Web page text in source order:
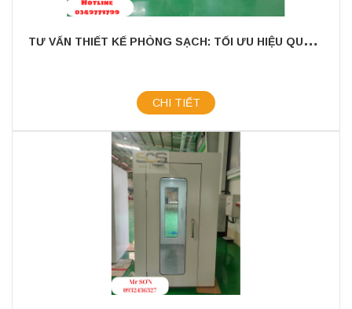
T
Ư VẤN THIẾT KẾ PHÒNG SẠCH: TỐI ƯU HIỆU QUẢ VỚI AIR SHOWER VÀ PASS BOX
CHI TIẾT